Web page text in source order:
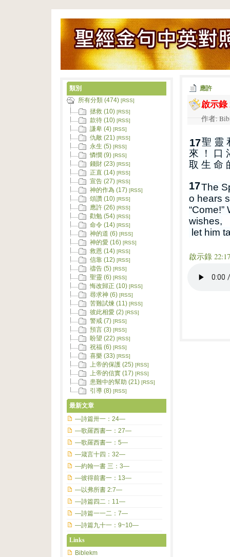
應許
啟示錄
作者:
17聖 靈
來 ！ 口
取 生 命
17The
o hears
wishes,
let him
啟示錄 22:17
類別
所有分類 (474) [RSS]
拯救 (10) [RSS]
款待 (10) [RSS]
謙卑 (4) [RSS]
仇敵 (21) [RSS]
永生 (5) [RSS]
憐憫 (9) [RSS]
錢財 (23) [RSS]
正直 (14) [RSS]
宣告 (27) [RSS]
神的作為 (17) [RSS]
頌讚 (10) [RSS]
應許 (26) [RSS]
勸勉 (54) [RSS]
命令 (14) [RSS]
神的道 (6) [RSS]
神的愛 (16) [RSS]
救恩 (14) [RSS]
信靠 (12) [RSS]
禱告 (5) [RSS]
聖靈 (6) [RSS]
悔改歸正 (10) [RSS]
尋求神 (6) [RSS]
苦難試煉 (11) [RSS]
彼此相愛 (2) [RSS]
警戒 (7) [RSS]
預言 (3) [RSS]
盼望 (22) [RSS]
祝福 (6) [RSS]
喜樂 (33) [RSS]
上帝的保護 (25) [RSS]
上帝的信實 (17) [RSS]
患難中的幫助 (21) [RSS]
引導 (8) [RSS]
最新文章
—詩篇卅一：24—
—歌羅西書一：27—
—歌羅西書一：5—
—箴言十四：32—
—約翰一書 三：3—
—彼得前書一：13—
—以弗所書 2:7—
—詩篇四二：11—
—詩篇一一二：7—
—詩篇九十一：9~10—
Links
Biblekm